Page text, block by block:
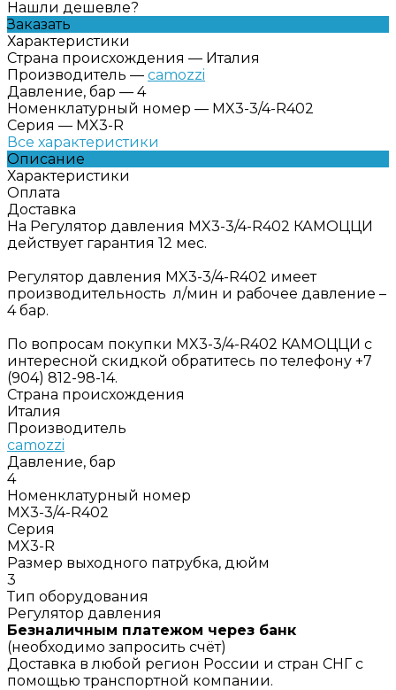
Нашли дешевле?
Заказать
Характеристики
Страна происхождения — Италия
Производитель — camozzi
Давление, бар — 4
Номенклатурный номер — MX3-3/4-R402
Серия — MX3-R
Все характеристики
Описание
Характеристики
Оплата
Доставка
На Регулятор давления MX3-3/4-R402 КАМОЦЦИ
действует гарантия 12 мес.
Регулятор давления MX3-3/4-R402 имеет
производительность л/мин и рабочее давление –
4 бар.
По вопросам покупки MX3-3/4-R402 КАМОЦЦИ с
интересной скидкой обратитесь по телефону +7
(904) 812-98-14.
Страна происхождения
Италия
Производитель
camozzi
Давление, бар
4
Номенклатурный номер
MX3-3/4-R402
Серия
MX3-R
Размер выходного патрубка, дюйм
3
Тип оборудования
Регулятор давления
Безналичным платежом через банк
(необходимо запросить счёт)
Доставка в любой регион России и стран СНГ с
помощью транспортной компании.